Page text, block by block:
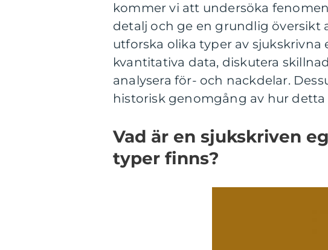
kommer vi att undersöka
detalj och ge en grundlig översikt
utforska olika typer av sjukskrivna
kvantitativa data, diskutera
analysera för- och nackdelar.
historisk genomgång av hur
Vad är en sjukskriven
typer finns?